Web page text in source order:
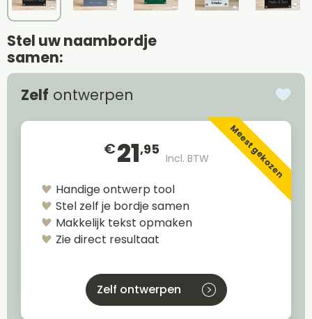
Stel uw naambordje
samen:
Zelf ontwerpen
€21,95
Incl. BTW Meest gekozen
Handige ontwerp tool
Stel zelf je bordje samen
Makkelijk tekst opmaken
Zie direct resultaat
Zelf ontwerpen